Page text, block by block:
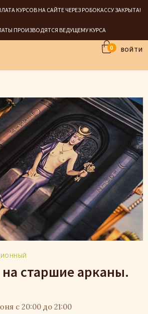
КУРСОВ НА САЙТЕ ЧЕРЕЗ РОБОКАССУ ЗАКРЫТА!
ПРОИЗВОДЯТСЯ ВЕДУЩЕМУ КУРСА
0 ВОЙТИ
старшие арканы.
с 20:00 до 21:00